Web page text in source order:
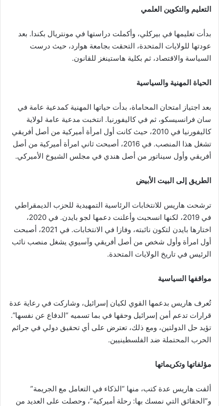
التعليم والتكوين العلمي
بدأت تعليمها في بيركلي، وأكملت دراستها في مونتريال بكندا. بعد
عودتها للولايات المتحدة، التحقت بجامعة هوارد، حيث درست
السياسة والاقتصاد، ثم بكلية هاستينغز للقانون.
الحياة المهنية والسياسية
بعد اجتياز امتحان المحاماة، بدأت حياتها المهنية كمدعية عامة في
سان فرانسيسكو، ثم في كاليفورنيا. انتخبت مدعية عامة لولاية
كاليفورنيا في 2010، حيث كانت أول امرأة أميركية من أصل أفريقي
تشغل هذا المنصب. في 2016، أصبحت ثاني امرأة أميركية من أصل
أفريقي وأول سيناتور من أصل هندي في مجلس الشيوخ الأميركي.
الطريق إلى البيت الأبيض
ترشحت هاريس للانتخابات الرئاسية التمهيدية للحزب الديمقراطي
في 2019، لكنها انسحبت وأعلنت دعمها لجو بايدن. في 2020،
اختارها بايدن لتكون نائبته، وفازا في الانتخابات. في 2021، أصبحت
أول امرأة وأول شخص من أصل أفريقي وآسيوي يشغل منصب نائب
الرئيس في تاريخ الولايات المتحدة.
مواقفها السياسية
تُعرف هاريس بدعمها القوي لكيان إسرائيل، وشاركت في رعاية عدة
قرارات تدعم أمن إسرائيل وحقها في بما تسميه “الدفاع عن نفسها”.
تؤيد حل الدولتين، ومع ذلك، تعترض على أي تحقيق دولي في جرائم
الحرب المحتملة ضد الفلسطينيين.
مؤلفاتها وتكريماتها
ألفت هاريس عدة كتب، منها “الذكاء في التعامل مع الجريمة”
و”الحقائق التي نمسك بها: رحلة أميركية”، وحصلت على العديد من